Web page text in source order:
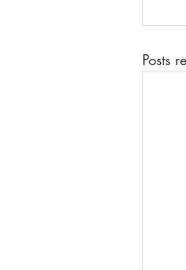
Posts